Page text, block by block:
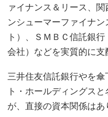
ァイナンス＆リース、
ンシューマーファイナ
ト）、ＳＭＢＣ信託銀
会社）などを実質的に支
三井住友信託銀行やを
ト・ホールディングス
が、直接の資本関係はあ